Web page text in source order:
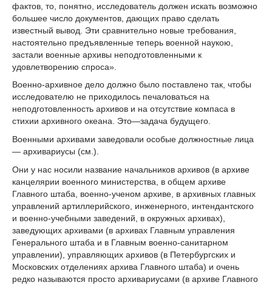
фактов, то, понятно, исследователь должен искать возможно
большее число документов, дающих право сделать
известный вывод. Эти сравнительно новые требования,
настоятельно предъявленные теперь военной наукою,
застали военные архивы неподготовленными к
удовлетворению спроса».
Военно-архивное дело должно было поставлено так, чтобы
исследователю не приходилось печаловаться на
неподготовленность архивов и на отсутствие компаса в
стихии архивного океана. Это—задача будущего.
Военными архивами заведовали особые должностные лица
— архивариусы (см.).
Они у нас носили название начальников архивов (в архиве
канцелярии военного министерства, в общем архиве
Главного штаба, военно-ученом архиве, в архивных главных
управлений артиллерийского, инженерного, интендантского
и военно-учебными заведений, в окружных архивах),
заведующих архивами (в архивах Главным управления
Генерального штаба и в Главным военно-санитарном
управлении), управляющих архивов (в Петербургских и
Московских отделениях архива Главного штаба) и очень
редко называются просто архивариусами (в архиве Главного